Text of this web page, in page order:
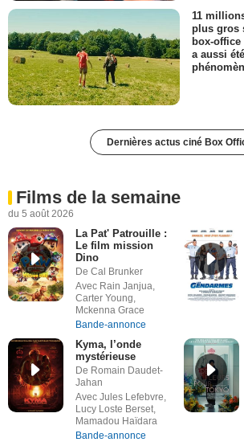
11
plus gros
box-office
a aussi
Dernières actus ciné Box
Films de la semaine
du 5 août 2026
La Pat' Patrouille :
Le film mission
Dino
De Cal Brunker
Avec Rain Janjua,
Carter Young,
Mckenna Grace
Bande-annonce
Kyma, l’onde
mystérieuse
De Romain Daudet-
Jahan
Avec Jules Lefebvre,
Lucy Loste Berset,
Mamadou Haïdara
Bande-annonce